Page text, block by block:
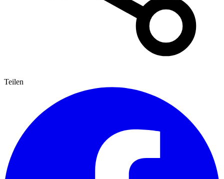
Teilen